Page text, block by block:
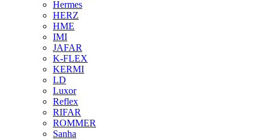
Hermes
HERZ
HME
IMI
JAFAR
K-FLEX
KERMI
LD
Luxor
Reflex
RIFAR
ROMMER
Sanha